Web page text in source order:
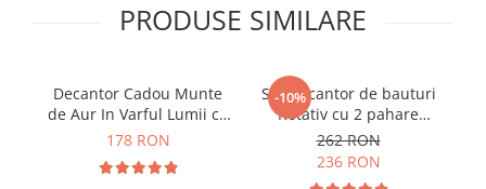
PRODUSE SIMILARE
Decantor Cadou Munte
de Aur In Varful Lumii cu
bile de curatare
178 RON
-10%
Set Decantor de bauturi
Rotativ cu 2 pahare
argintiu
262 RON
236 RON